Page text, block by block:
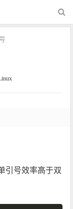
引号效率高于双